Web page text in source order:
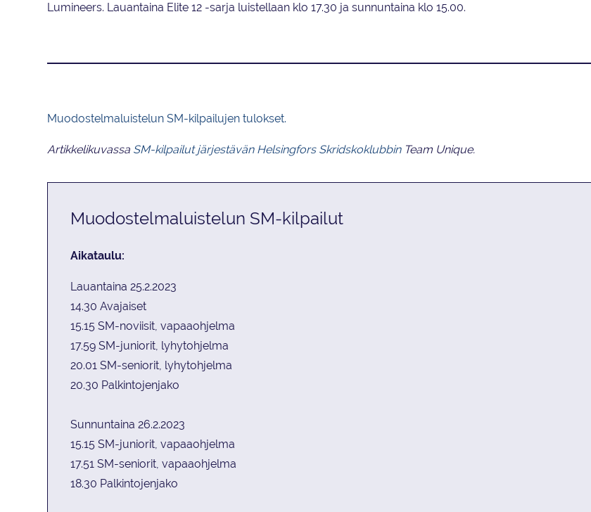
Lumineers. Lauantaina Elite 12 -sarja luistellaan klo 17.30 ja sunnuntaina klo 15.00.
Muodostelmaluistelun SM-kilpailujen tulokset.
Artikkelikuvassa SM-kilpailut järjestävän Helsingfors SkridskoklubbinTeam Unique.
Muodostelmaluistelun SM-kilpailut
Aikataulu:
Lauantaina 25.2.2023
14.30 Avajaiset
15.15 SM-noviisit, vapaaohjelma
17.59 SM-juniorit, lyhytohjelma
20.01 SM-seniorit, lyhytohjelma
20.30 Palkintojenjako
Sunnuntaina 26.2.2023
15.15 SM-juniorit, vapaaohjelma
17.51 SM-seniorit, vapaaohjelma
18.30 Palkintojenjako